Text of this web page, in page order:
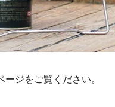
ジをご覧ください。